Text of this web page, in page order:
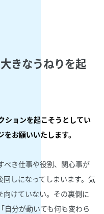
きなうねりを起
ションを起こそうとしてい
お願いいたします。
き仕事や役割、関心事が
しになってしまいます。気
向けていない。その裏側に
自分が動いても何も変わら